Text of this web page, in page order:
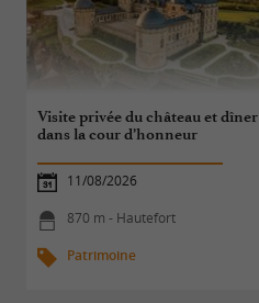
Visite privée du château et dîner
dans la cour d’honneur
11/08/2026
870 m - Hautefort
Patrimoine